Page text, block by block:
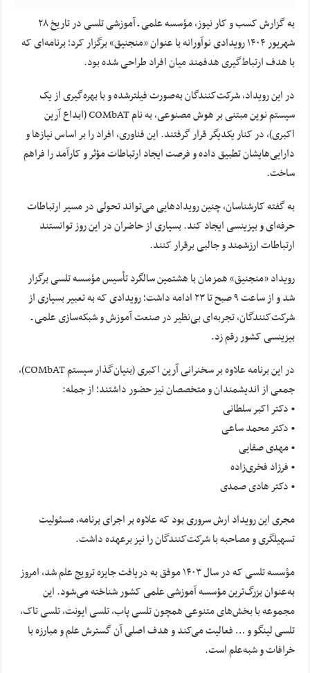
به گزارش کسب و کار نیوز، مؤسسه علمی ـ آموزشی تلسی در تاریخ ۲۸
شهریور ۱۴۰۴ رویدادی نوآورانه با عنوان «منجنیق» برگزار کرد؛ برنامه‌ای که
با هدف ارتباط‌گیری هدفمند میان افراد طراحی شده بود.
در این رویداد، شرکت‌کنندگان به‌صورت فیلترشده و با بهره‌گیری از یک
سیستم نوین مبتنی بر هوش مصنوعی، به نام COMbAT (ابداع آرین
اکبری)، در کنار یکدیگر قرار گرفتند. این فناوری، افراد را بر اساس نیازها و
دارایی‌هایشان تطبیق داده و فرصت ایجاد ارتباطات مؤثر و کارآمد را فراهم
ساخت.
به گفته کارشناسان، چنین رویدادهایی می‌تواند تحولی در مسیر ارتباطات
حرفه‌ای و بیزینسی ایجاد کند. بسیاری از حاضران در این روز توانستند
ارتباطات ارزشمند و جالبی برقرار کنند.
رویداد «منجنیق» همزمان با هشتمین سالگرد تأسیس مؤسسه تلسی برگزار
شد و از ساعت ۹ صبح تا ۲۳ ادامه داشت؛ رویدادی که به تعبیر بسیاری از
شرکت‌کنندگان، تجربه‌ای بی‌نظیر در صنعت آموزش و شبکه‌سازی علمی ـ
بیزینسی کشور رقم زد.
در این برنامه علاوه بر سخنرانی آرین اکبری (بنیان‌گذار سیستم COMbAT)،
جمعی از اندیشمندان و متخصصان نیز حضور داشتند؛ از جمله:
• دکتر اکبر سلطانی
• دکتر محمد ساعی
• مهدی صفایی
• فرزاد فخری‌زاده
• دکتر هادی صمدی
مجری این رویداد ارش سروری بود که علاوه بر اجرای برنامه، مسئولیت
تسهیلگری و مصاحبه با شرکت‌کنندگان را نیز برعهده داشت.
مؤسسه تلسی که در سال ۱۴۰۳ موفق به دریافت جایزه ترویج علم شد، امروز
به‌عنوان بزرگ‌ترین مؤسسه آموزشی علمی کشور شناخته می‌شود. این
مجموعه با بخش‌های متنوعی همچون تلسی پاب، تلسی ایونت، تلسی تاک،
تلسی لینگو و … فعالیت می‌کند و هدف اصلی آن گسترش علم و مبارزه با
خرافات و شبه‌علم است.